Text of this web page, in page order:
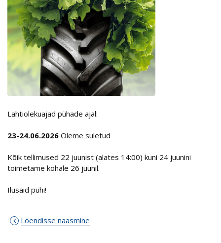
Lahtiolekuajad pühade ajal:
23-24.06.2026 Oleme suletud
Kõik tellimused 22 juunist (alates 14:00) kuni 24 juunini
toimetame kohale 26 juunil.
Ilusaid pühi!
Loendisse naasmine